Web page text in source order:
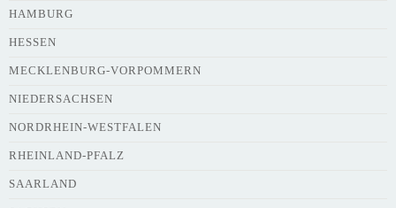
Webseite
Kurze Beschreibung des Flohmarkts
HAMBURG
HESSEN
MECKLENBURG-VORPOMMERN
NIEDERSACHSEN
NORDRHEIN-WESTFALEN
RHEINLAND-PFALZ
SAARLAND